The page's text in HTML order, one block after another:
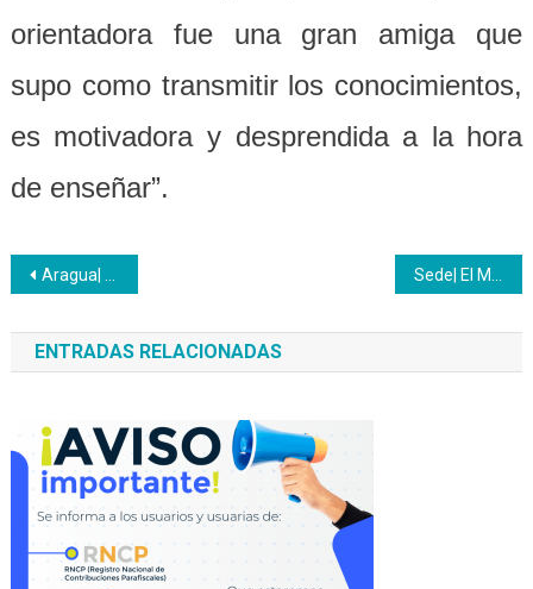
orientadora fue una gran amiga que
supo como transmitir los conocimientos,
es motivadora y desprendida a la hora
de enseñar”.
Navegación
de
entradas
Aragua| El pueblo trabajador se mantiene ampliando sus conocimientos
ENTRADAS RELACIONADAS